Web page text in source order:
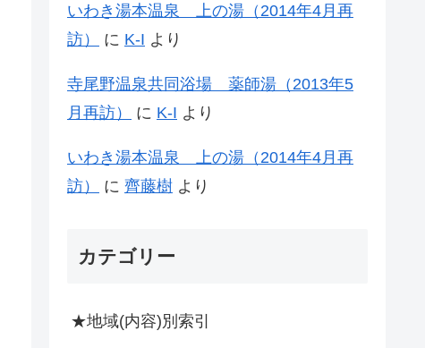
いわき湯本温泉 上の湯（2014年4月再
訪）
に K-I より
寺尾野温泉共同浴場 薬師湯（2013年5
月再訪）
に K-I より
いわき湯本温泉 上の湯（2014年4月再
訪）
に 齊藤樹 より
カテゴリー
★地域(内容)別索引